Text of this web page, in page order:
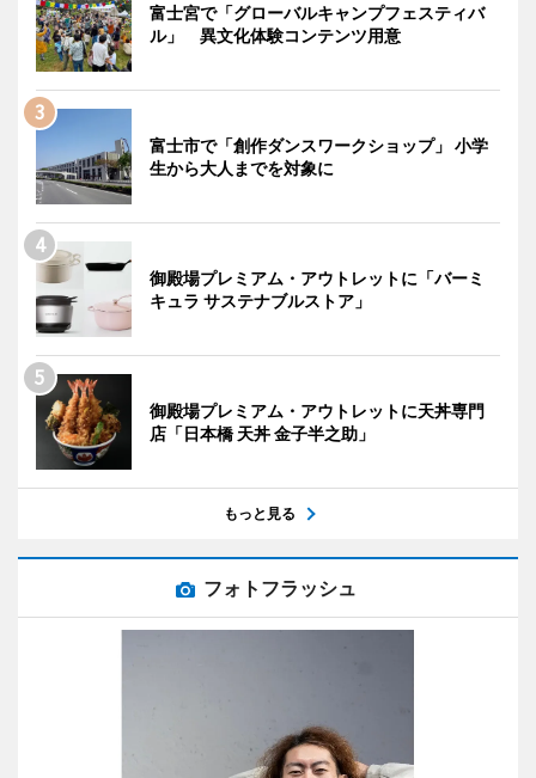
富士宮で「グローバルキャンプフェスティバ
ル」 異文化体験コンテンツ用意
富士市で「創作ダンスワークショップ」 小学
生から大人までを対象に
御殿場プレミアム・アウトレットに「バーミ
キュラ サステナブルストア」
御殿場プレミアム・アウトレットに天丼専門
店「日本橋 天丼 金子半之助」
もっと見る
フォトフラッシュ